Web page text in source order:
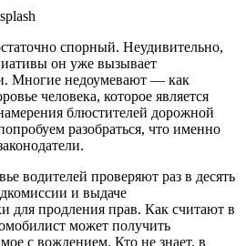
спорный. Неудивительно,
он уже вызывает
Многие недоумевают — как
человека, которое является
блюстителей дорожной
разобраться, что именно
водителей проверяют раз в десять
и выдаче
для продления прав. Как считают в
может получить
с вождением. Кто не знает, в